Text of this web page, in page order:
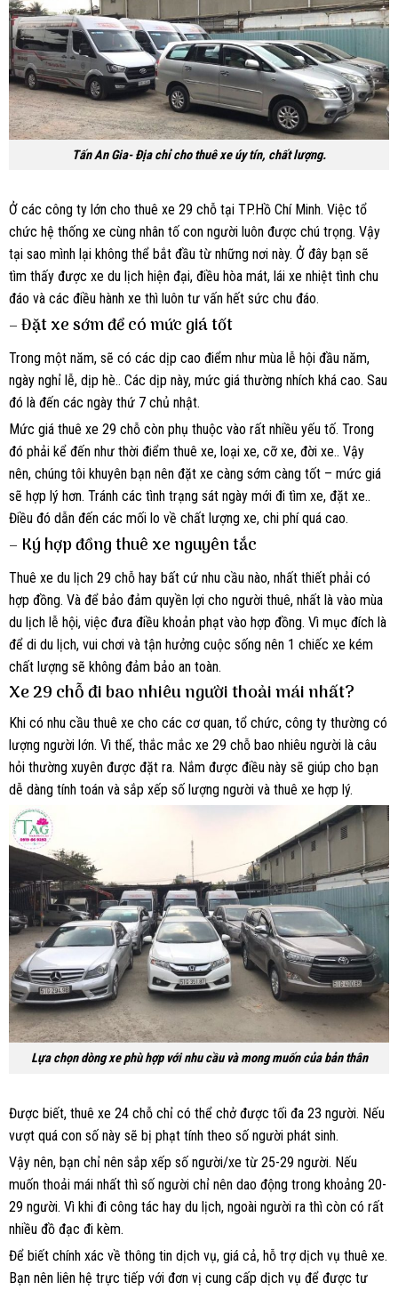
Tấn An Gia- Địa chỉ cho thuê xe úy tín, chất lượng.
Ở các công ty lớn cho thuê xe 29 chỗ tại TP.Hồ Chí Minh. Việc tổ
chức hệ thống xe cùng nhân tố con người luôn được chú trọng. Vậy
tại sao mình lại không thể bắt đầu từ những nơi này. Ở đây bạn sẽ
tìm thấy được xe du lịch hiện đại, điều hòa mát, lái xe nhiệt tình chu
đáo và các điều hành xe thì luôn tư vấn hết sức chu đáo.
– Đặt xe sớm để có mức giá tốt
Trong một năm, sẽ có các dịp cao điểm như mùa lễ hội đầu năm,
ngày nghỉ lễ, dịp hè.. Các dịp này, mức giá thường nhích khá cao. Sau
đó là đến các ngày thứ 7 chủ nhật.
Mức giá thuê xe 29 chỗ còn phụ thuộc vào rất nhiều yếu tố. Trong
đó phải kể đến như thời điểm thuê xe, loại xe, cỡ xe, đời xe.. Vậy
nên, chúng tôi khuyên bạn nên đặt xe càng sớm càng tốt – mức giá
sẽ hợp lý hơn. Tránh các tình trạng sát ngày mới đi tìm xe, đặt xe..
Điều đó dẫn đến các mối lo về chất lượng xe, chi phí quá cao.
– Ký hợp đồng thuê xe nguyên tắc
Thuê xe du lịch 29 chỗ hay bất cứ nhu cầu nào, nhất thiết phải có
hợp đồng. Và để bảo đảm quyền lợi cho người thuê, nhất là vào mùa
du lịch lễ hội, việc đưa điều khoản phạt vào hợp đồng. Vì mục đích là
để di du lịch, vui chơi và tận hưởng cuộc sống nên 1 chiếc xe kém
chất lượng sẽ không đảm bảo an toàn.
Xe 29 chỗ đi bao nhiêu người thoải mái nhất?
Khi có nhu cầu thuê xe cho các cơ quan, tổ chức, công ty thường có
lượng người lớn. Vì thế, thắc mắc xe 29 chỗ bao nhiêu người là câu
hỏi thường xuyên được đặt ra. Nắm được điều này sẽ giúp cho bạn
dễ dàng tính toán và sắp xếp số lượng người và thuê xe hợp lý.
Lựa chọn dòng xe phù hợp với nhu cầu và mong muốn của bản thân
Được biết, thuê xe 24 chỗ chỉ có thể chở được tối đa 23 người. Nếu
vượt quá con số này sẽ bị phạt tính theo số người phát sinh.
Vậy nên, bạn chỉ nên sắp xếp số người/xe từ 25-29 người. Nếu
muốn thoải mái nhất thì số người chỉ nên dao động trong khoảng 20-
29 người. Vì khi đi công tác hay du lịch, ngoài người ra thì còn có rất
nhiều đồ đạc đi kèm.
Để biết chính xác về thông tin dịch vụ, giá cả, hỗ trợ dịch vụ thuê xe.
Bạn nên liên hệ trực tiếp với đơn vị cung cấp dịch vụ để được tư